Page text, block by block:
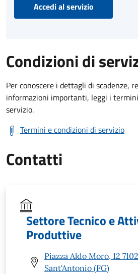
Accedi al servizio
Condizioni di
Per conoscere i dettagli di scadenze,
informazioni importanti, leggi i
servizio.
Termini e condizioni di servizio
Contatti
Settore Tecnico e
Produttive
Piazza Aldo Moro, 12
Sant'Antonio (FG)